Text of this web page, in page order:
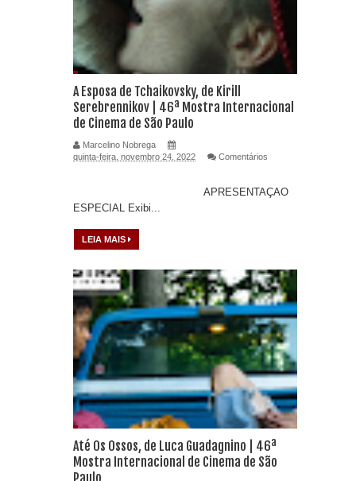
A Esposa de Tchaikovsky, de Kirill
Serebrennikov | 46ª Mostra Internacional
de Cinema de São Paulo
Marcelino Nobrega
quinta-feira, novembro 24, 2022
Comentários
APRESENTAÇAO
ESPECIAL Exibi...
LEIA MAIS
Até Os Ossos, de Luca Guadagnino | 46ª
Mostra Internacional de Cinema de São